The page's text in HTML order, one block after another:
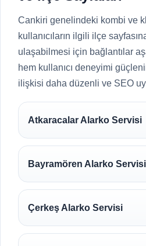
Cankiri genelindeki kombi ve
kullanıcıların ilgili ilçe
ulaşabilmesi için bağlantılar
hem kullanıcı deneyimi
ilişkisi daha düzenli ve SEO
Atkaracalar Alarko Servisi
Bayramören Alarko Servisi
Çerkeş Alarko Servisi